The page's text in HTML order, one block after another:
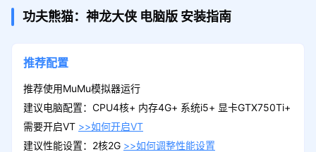
八卦灵玉*5+升星石*1000+修为丹*20
签到5天礼包
招募神符*5+紫灵石*5+龙魂晶石*5
功夫熊猫：神龙大侠 电脑版 安装指南
推荐配置
推荐使用MuMu模拟器运行
建议电脑配置：CPU4核+ 内存4G+ 系统i5+ 显卡GTX750Ti+
需要开启VT >>如何开启VT
建议性能设置：2核2G >>如何调整性能设置